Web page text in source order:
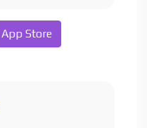
App Store